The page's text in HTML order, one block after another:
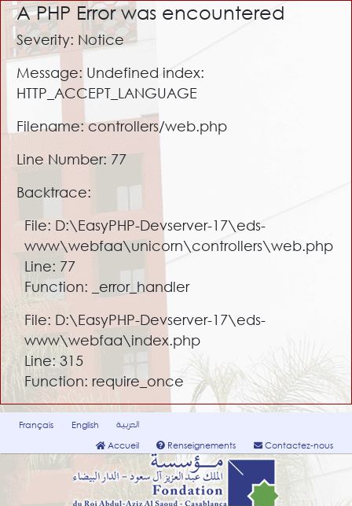
A PHP Error was encountered
Severity: Notice
Message: Undefined index:
HTTP_ACCEPT_LANGUAGE
Filename: controllers/web.php
Line Number: 77
Backtrace:
File: D:\EasyPHP-Devserver-17\eds-
www\webfaa\unicorn\controllers\web.php
Line: 77
Function: _error_handler
File: D:\EasyPHP-Devserver-17\eds-
www\webfaa\index.php
Line: 315
Function: require_once
Français English
العربية
Accueil
Renseignements Contactez-nous